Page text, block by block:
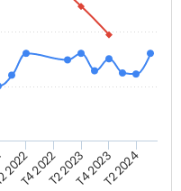
T4 2022T2 2023T4 2023T2 2024